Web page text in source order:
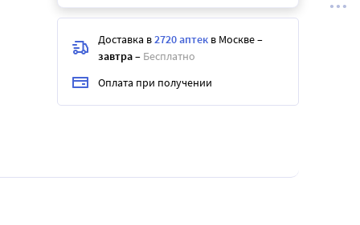
Доставка в2720 аптек в Москве–
завтра– Бесплатно
Оплата при получении